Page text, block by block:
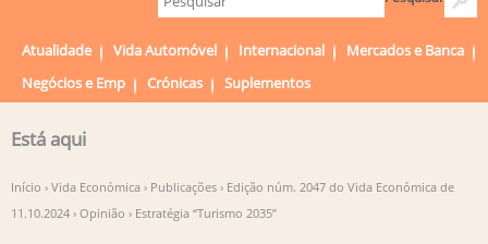
Atualidade Vida Automóvel Internacional
Mercados e Banca
Negócios e Emp
Crónicas Suplementos
Está aqui
Início › Vida Económica › Publicações › Edição núm. 2047 do Vida Económica de
11.10.2024 › Opinião › Estratégia “Turismo 2035”